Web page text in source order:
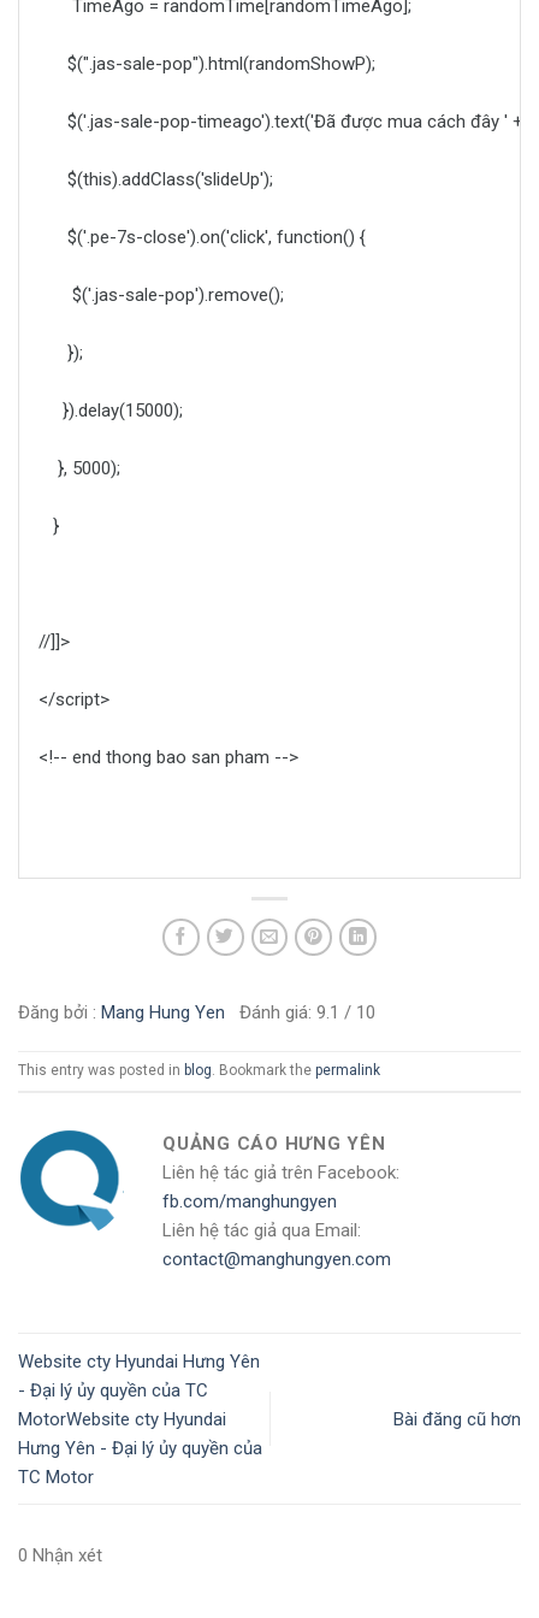
TimeAgo = randomTime[randomTimeAgo];
$(".jas-sale-pop").html(randomShowP);
$('.jas-sale-pop-timeago').text('Đã được mua cách đây ' +
$(this).addClass('slideUp');
$('.pe-7s-close').on('click', function() {
$('.jas-sale-pop').remove();
});
}).delay(15000);
}, 5000);
}
//]]>
</script>
<!-- end thong bao san pham -->
Đăng bởi : Mang Hung Yen Đánh giá: 9.1 / 10
This entry was posted in blog . Bookmark the permalink
QUẢNG CÁO HƯNG YÊN
Liên hệ tác giả trên Facebook:
fb.com/manghungyen
Liên hệ tác giả qua Email:
contact@manghungyen.com
Website cty Hyundai Hưng Yên
- Đại lý ủy quyền của TC
MotorWebsite cty Hyundai
Hưng Yên - Đại lý ủy quyền của
TC Motor
Bài đăng cũ hơn
0 Nhận xét